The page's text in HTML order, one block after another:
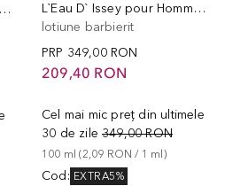
Lâ€™Eau dâ€™Issey Intense Refill Eau de
L`Eau D` Issey pour Homme After Shave Lotion
lotiune barbierit
PRP 349,00 RON
209,40 RON
Cel mai mic preț din ultimele
30 de zile 349,00 RON
100 ml (2,09 RON / 1 ml )
Cod : EXTRA5%